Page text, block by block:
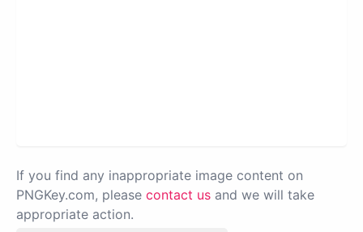
If you find any inappropriate image content on
PNGKey.com, please contact us and we will take
appropriate action.